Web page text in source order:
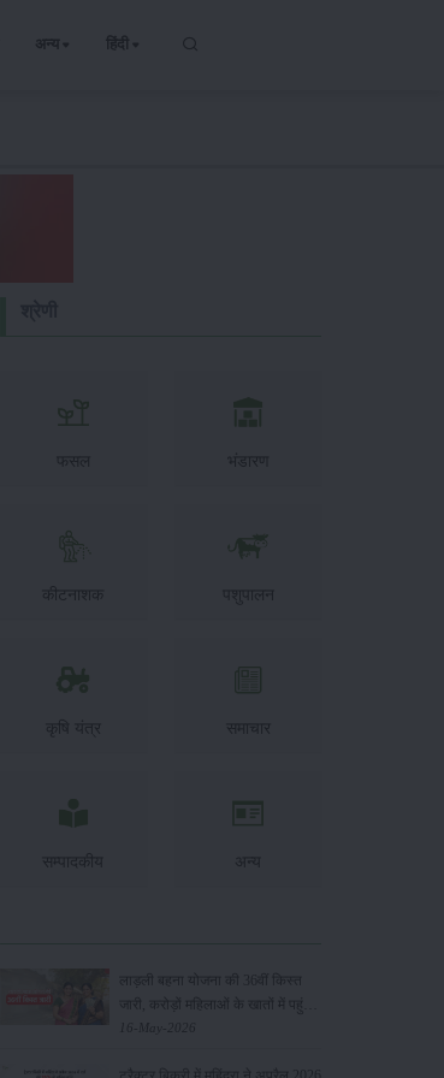
अन्य हिंदी
फसल भंडारण
कीटनाशक पशुपालन
कृषि यंत्र समाचार
सम्पादकीय अन्य
लाड़ली बहना योजना की 36वीं किस्त
जारी, करोड़ों महिलाओं के खातों में पहुंचे
1500 रुपये
16-May-2026